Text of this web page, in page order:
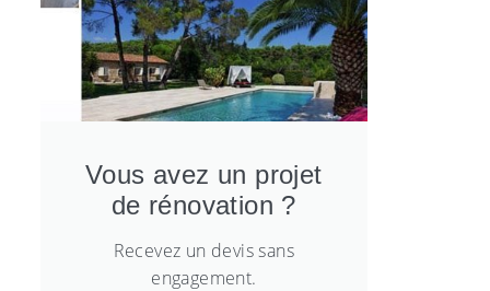
Vous avez un projet
de rénovation ?
Recevez un devis sans
engagement.